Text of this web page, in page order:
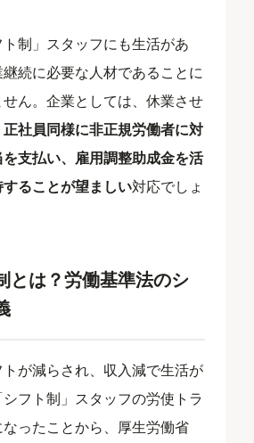
制」スタッフにも生活があ
続に必要な人材であることに
ん。企業としては、休業させ
正社員同様に非正規労働者に対
支払い、雇用調整助成金を活
ることが望ましい対応でしょ
とは？労働基準法のシ
が減らされ、収入減で生活が
フト制」スタッフの労使トラ
ったことから、厚生労働省